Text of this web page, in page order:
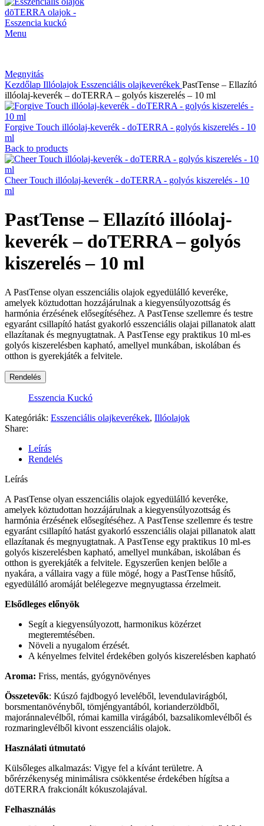
Menu
Megnyitás
Kezdőlap Illóolajok Esszenciális olajkeverékek PastTense – Ellazító
illóolaj-keverék – doTERRA – golyós kiszerelés – 10 ml
Forgive Touch illóolaj-keverék - doTERRA - golyós kiszerelés - 10
ml
Back to products
Cheer Touch illóolaj-keverék - doTERRA - golyós kiszerelés - 10
ml
PastTense – Ellazító illóolaj-
keverék – doTERRA – golyós
kiszerelés – 10 ml
A PastTense olyan esszenciális olajok egyedülálló keveréke,
amelyek köztudottan hozzájárulnak a kiegyensúlyozottság és
harmónia érzésének elősegítéséhez. A PastTense szellemre és testre
egyaránt csillapító hatást gyakorló esszenciális olajai pillanatok alatt
ellazítanak és megnyugtatnak. A PastTense egy praktikus 10 ml-es
golyós kiszerelésben kapható, amellyel munkában, iskolában és
otthon is gyerekjáték a felvitele.
Rendelés
Esszencia Kuckó
Kategóriák: Esszenciális olajkeverékek, Illóolajok
Share:
Leírás
Rendelés
Leírás
A PastTense olyan esszenciális olajok egyedülálló keveréke,
amelyek köztudottan hozzájárulnak a kiegyensúlyozottság és
harmónia érzésének elősegítéséhez. A PastTense szellemre és testre
egyaránt csillapító hatást gyakorló esszenciális olajai pillanatok alatt
ellazítanak és megnyugtatnak. A PastTense egy praktikus 10 ml-es
golyós kiszerelésben kapható, amellyel munkában, iskolában és
otthon is gyerekjáték a felvitele. Egyszerűen kenjen belőle a
nyakára, a vállaira vagy a füle mögé, hogy a PastTense hűsítő,
egyedülálló aromáját belélegezve megnyugtassa érzelmeit.
Elsődleges előnyök
Segít a kiegyensúlyozott, harmonikus közérzet
megteremtésében.
Növeli a nyugalom érzését.
A kényelmes felvitel érdekében golyós kiszerelésben kapható
Aroma: Friss, mentás, gyógynövényes
Összetevők: Kúszó fajdbogyó leveléből, levendulavirágból,
borsmentanövényből, tömjéngyantából, korianderzöldből,
majoránnalevélből, római kamilla virágából, bazsalikomlevélből és
rozmaringlevélből kivont esszenciális olajok.
Használati útmutató
Külsőleges alkalmazás: Vigye fel a kívánt területre. A
bőrérzékenység minimálisra csökkentése érdekében hígítsa a
dōTERRA frakcionált kókuszolajával.
Felhasználás